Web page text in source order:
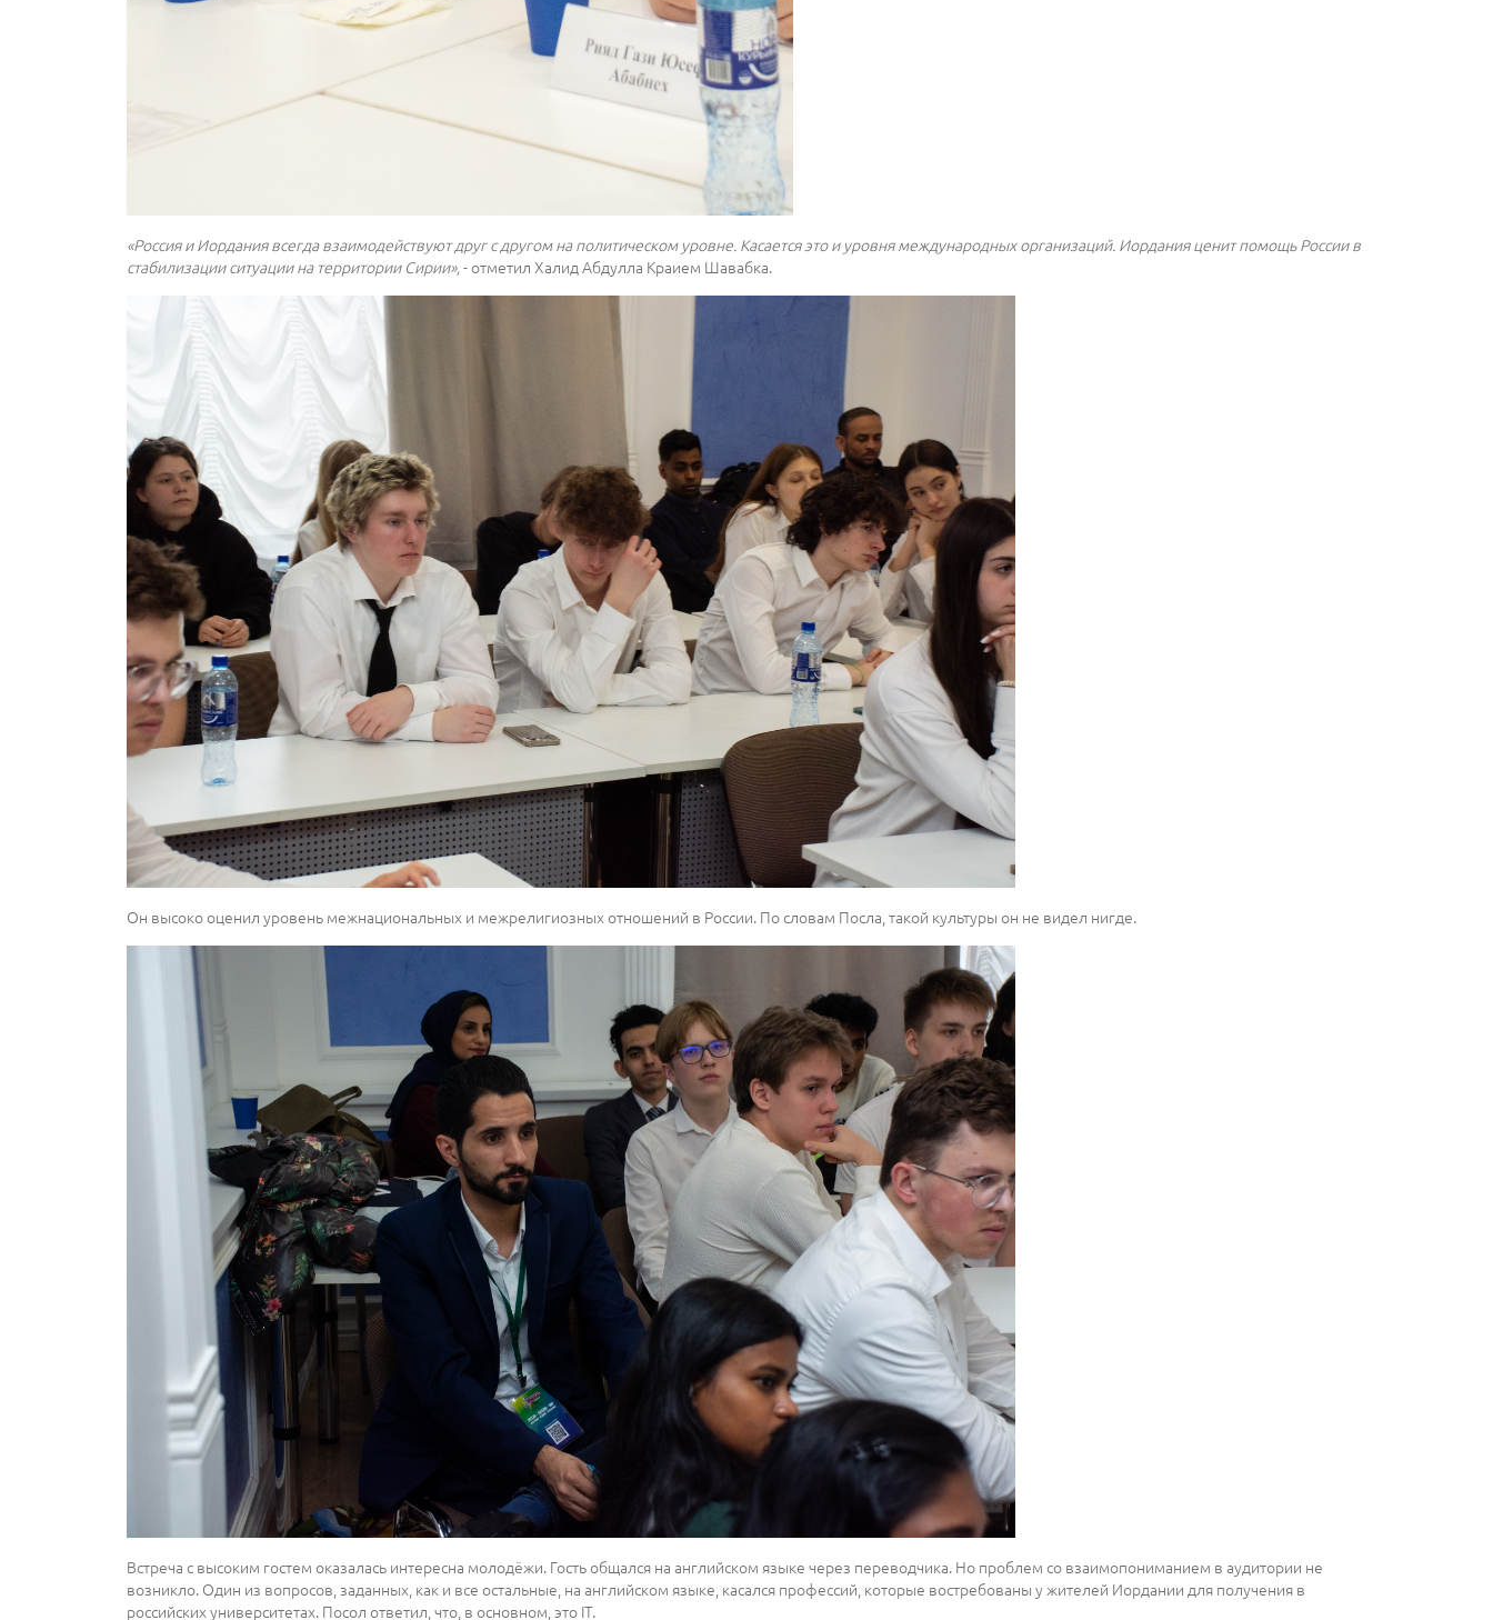
«Россия и Иордания всегда взаимодействуют друг с другом на политическом уровне. Касается это и уровня международных организаций. Иордания ценит помощь России в
стабилизации ситуации на территории Сирии»,- отметил Халид Абдулла Краием Шавабка.
Он высоко оценил уровень межнациональных и межрелигиозных отношений в России. По словам Посла, такой культуры он не видел нигде.
Встреча с высоким гостем оказалась интересна молодёжи. Гость общался на английском языке через переводчика. Но проблем со взаимопониманием в аудитории не
возникло. Один из вопросов, заданных, как и все остальные, на английском языке, касался профессий, которые востребованы у жителей Иордании для получения в
российских университетах. Посол ответил, что, в основном, это IT.